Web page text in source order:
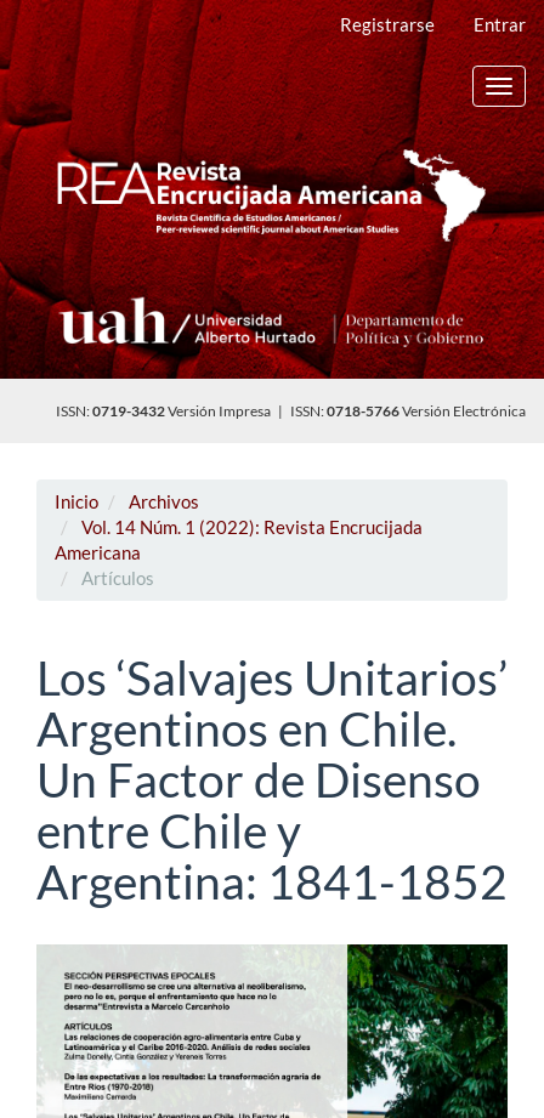
Navegación
principal
Contenido
principal
Barra
lateral
Registrarse Entrar
ISSN:0719-3432Versión Impresa | ISSN:0718-5766Versión Electrónica
Inicio
Archivos
Vol. 14 Núm. 1 (2022): Revista Encrucijada
Americana
Artículos
Los ‘Salvajes Unitarios’
Argentinos en Chile.
Un Factor de Disenso
entre Chile y
Argentina: 1841-1852
Barra
lateral
del
artículo